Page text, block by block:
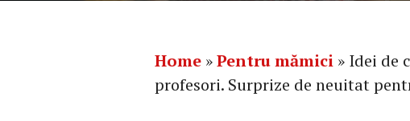
Home »Pentru mămici » Idei de
profesori. Surprize de neuitat